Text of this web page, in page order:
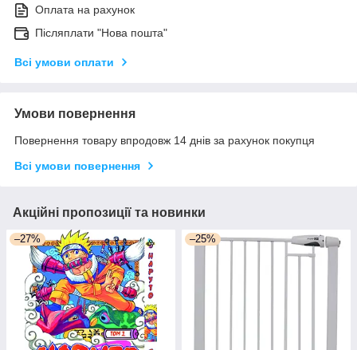
Оплата на рахунок
Післяплати "Нова пошта"
Всі умови оплати
Умови повернення
Повернення товару впродовж 14 днів за рахунок покупця
Всі умови повернення
Акційні пропозиції та новинки
–27% –25%